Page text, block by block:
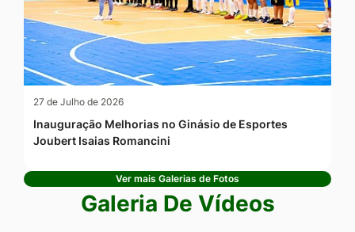
27 de Julho de 2026
Inauguração Melhorias no Ginásio de Esportes
Joubert Isaias Romancini
Ver mais Galerias de Fotos
Galeria De Vídeos